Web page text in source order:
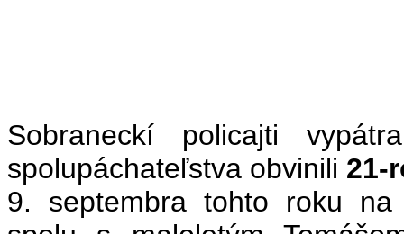
Sobraneckí policajti
spolupáchateľstva obvinili 21-
9. septembra tohto roku na